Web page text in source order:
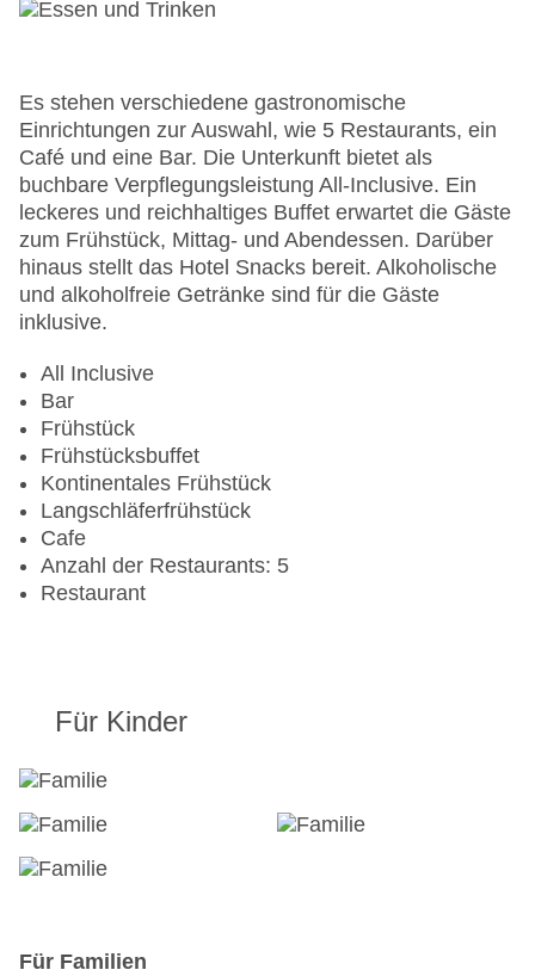
Es stehen verschiedene gastronomische
Einrichtungen zur Auswahl, wie 5 Restaurants, ein
Café und eine Bar. Die Unterkunft bietet als
buchbare Verpflegungsleistung All-Inclusive. Ein
leckeres und reichhaltiges Buffet erwartet die Gäste
zum Frühstück, Mittag- und Abendessen. Darüber
hinaus stellt das Hotel Snacks bereit. Alkoholische
und alkoholfreie Getränke sind für die Gäste
inklusive.
All Inclusive
Bar
Frühstück
Frühstücksbuffet
Kontinentales Frühstück
Langschläferfrühstück
Cafe
Anzahl der Restaurants: 5
Restaurant
Für Kinder
Für Familien